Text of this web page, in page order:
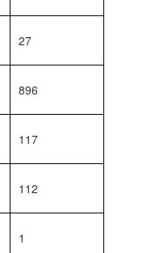
27
896
117
112
1